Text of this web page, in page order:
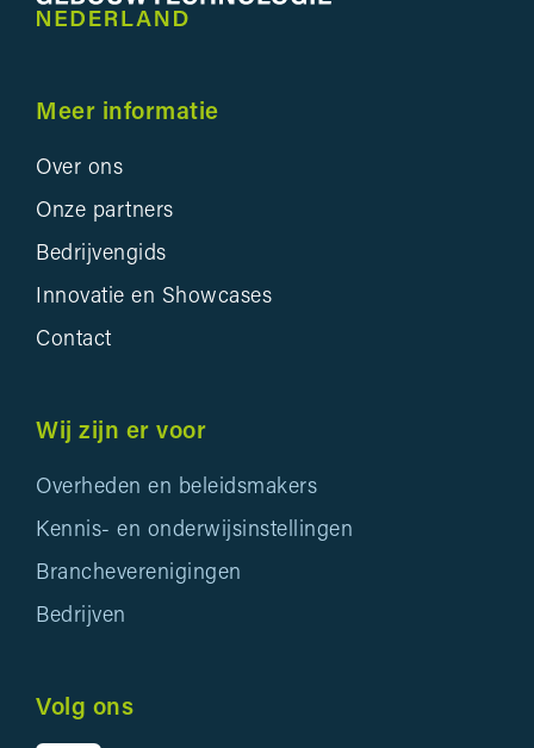
Meer informatie
Over ons
Onze partners
Bedrijvengids
Innovatie en Showcases
Contact
Wij zijn er voor
Overheden en beleidsmakers
Kennis- en onderwijsinstellingen
Brancheverenigingen
Bedrijven
Volg ons